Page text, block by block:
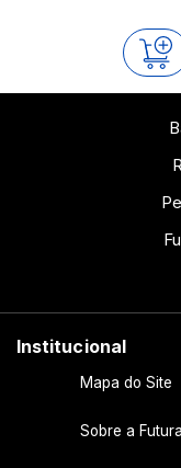
Institucional
Mapa do Site
Sobre a